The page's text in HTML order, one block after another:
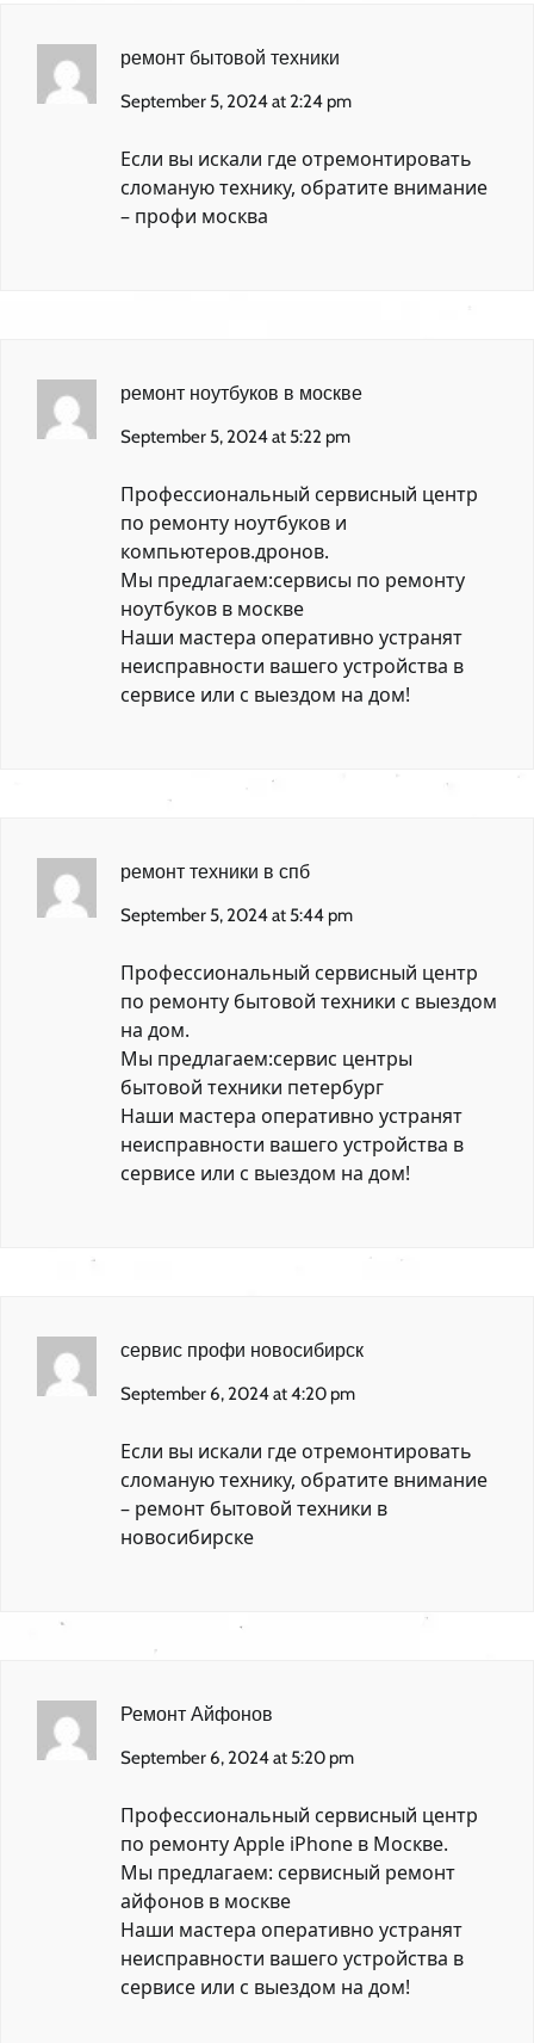
ремонт бытовой техники
September 5, 2024 at 2:24 pm
Если вы искали где отремонтировать
сломаную технику, обратите внимание
– профи москва
ремонт ноутбуков в москве
September 5, 2024 at 5:22 pm
Профессиональный сервисный центр
по ремонту ноутбуков и
компьютеров.дронов.
Мы предлагаем:сервисы по ремонту
ноутбуков в москве
Наши мастера оперативно устранят
неисправности вашего устройства в
сервисе или с выездом на дом!
ремонт техники в спб
September 5, 2024 at 5:44 pm
Профессиональный сервисный центр
по ремонту бытовой техники с выездом
на дом.
Мы предлагаем:сервис центры
бытовой техники петербург
Наши мастера оперативно устранят
неисправности вашего устройства в
сервисе или с выездом на дом!
сервис профи новосибирск
September 6, 2024 at 4:20 pm
Если вы искали где отремонтировать
сломаную технику, обратите внимание
– ремонт бытовой техники в
новосибирске
Ремонт Айфонов
September 6, 2024 at 5:20 pm
Профессиональный сервисный центр
по ремонту Apple iPhone в Москве.
Мы предлагаем: сервисный ремонт
айфонов в москве
Наши мастера оперативно устранят
неисправности вашего устройства в
сервисе или с выездом на дом!